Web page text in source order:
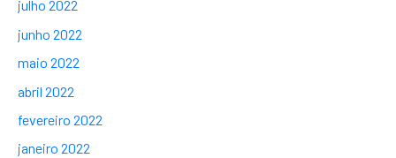
julho 2022
junho 2022
maio 2022
abril 2022
fevereiro 2022
janeiro 2022